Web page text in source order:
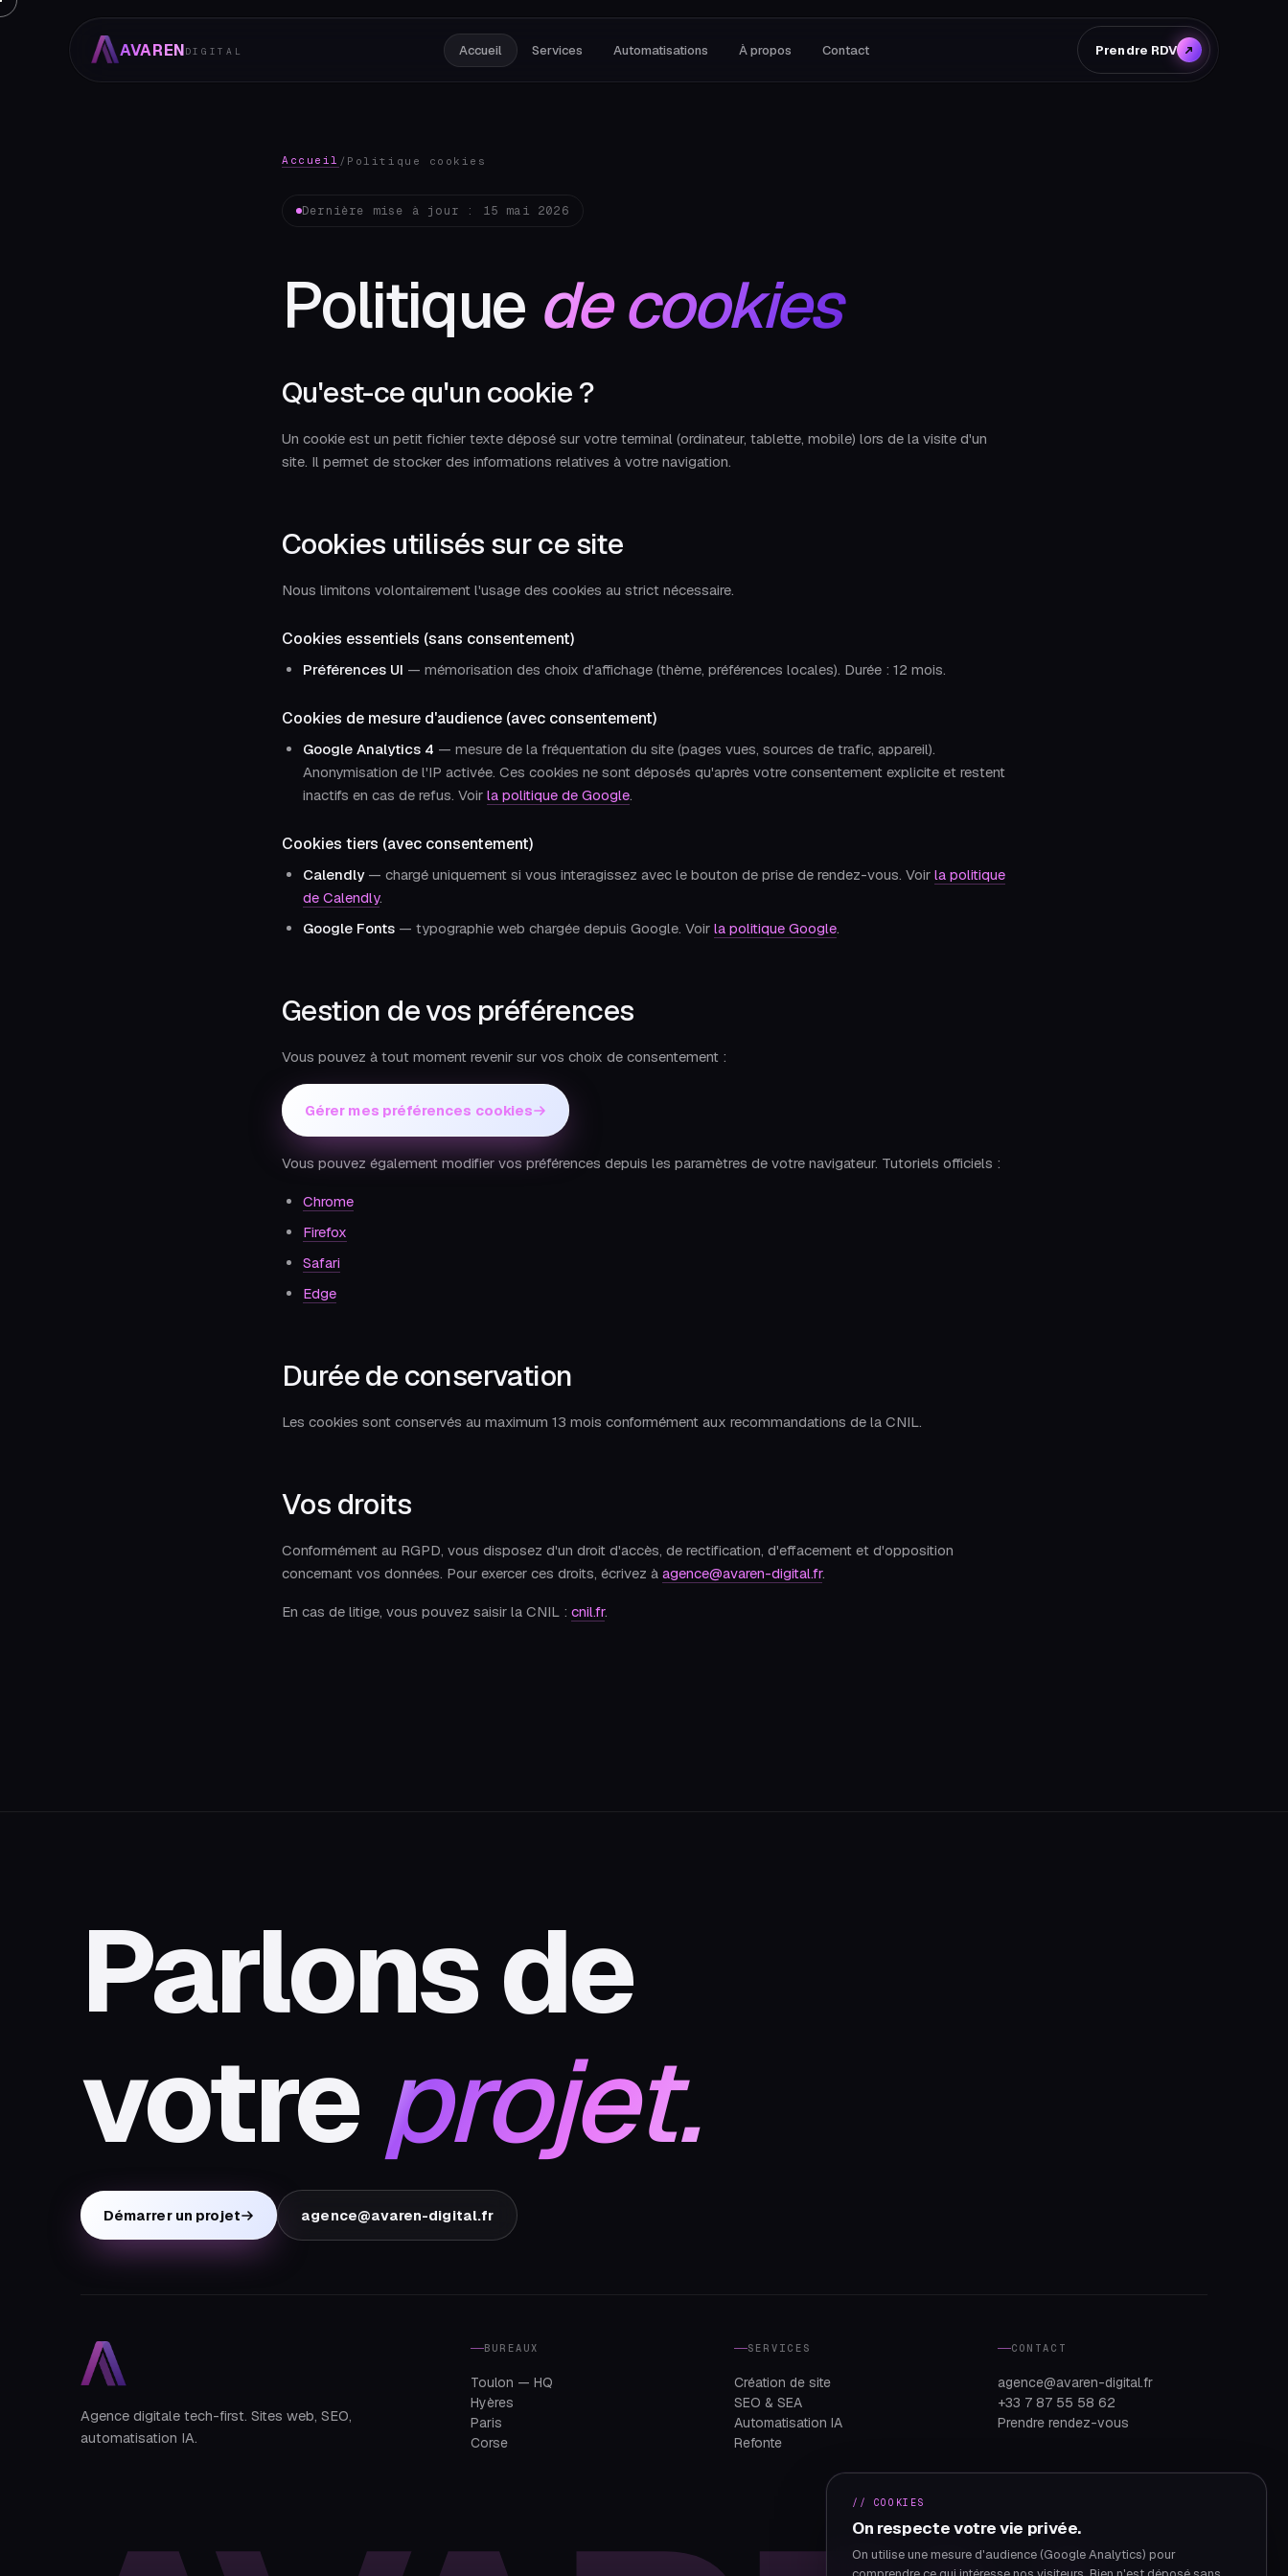
AVARENDIGITAL Accueil Services Automatisations À propos Contact Prendre RDV
Accueil / Politique cookies
Dernière mise à jour : 15 mai 2026
Politique de cookies
Qu'est-ce qu'un cookie ?
Un cookie est un petit fichier texte déposé sur votre terminal (ordinateur, tablette, mobile) lors de la visite d'un
site. Il permet de stocker des informations relatives à votre navigation.
Cookies utilisés sur ce site
Nous limitons volontairement l'usage des cookies au strict nécessaire.
Cookies essentiels (sans consentement)
Préférences UI — mémorisation des choix d'affichage (thème, préférences locales). Durée : 12 mois.
Cookies de mesure d'audience (avec consentement)
Google Analytics 4 — mesure de la fréquentation du site (pages vues, sources de trafic, appareil).
Anonymisation de l'IP activée. Ces cookies ne sont déposés qu'après votre consentement explicite et restent
inactifs en cas de refus. Voir la politique de Google.
Cookies tiers (avec consentement)
Calendly— chargé uniquement si vous interagissez avec le bouton de prise de rendez-vous. Voir la politique
de Calendly.
Google Fonts — typographie web chargée depuis Google. Voir la politique Google.
Gestion de vos préférences
Vous pouvez à tout moment revenir sur vos choix de consentement :
Gérer mes préférences cookies
Vous pouvez également modifier vos préférences depuis les paramètres de votre navigateur. Tutoriels officiels :
Chrome
Firefox
Safari
Edge
Durée de conservation
Les cookies sont conservés au maximum 13 mois conformément aux recommandations de la CNIL.
Vos droits
Conformément au RGPD, vous disposez d'un droit d'accès, de rectification, d'effacement et d'opposition
concernant vos données. Pour exercer ces droits, écrivez à agence@avaren-digital.fr.
En cas de litige, vous pouvez saisir la CNIL : cnil.fr.
Parlonsde
votreprojet.
Démarrer un projet agence@avaren-digital.fr
Agence digitale tech-first. Sites web, SEO,
automatisation IA.
BUREAUX
Toulon — HQ
Hyères
Paris
Corse
SERVICES
Création de site
SEO & SEA
Automatisation IA
Refonte
CONTACT
agence@avaren-digital.fr
+33 7 87 55 58 62
Prendre rendez-vous
// COOKIES
On respecte votre vie privée.
On utilise une mesure d'audience (Google Analytics) pour